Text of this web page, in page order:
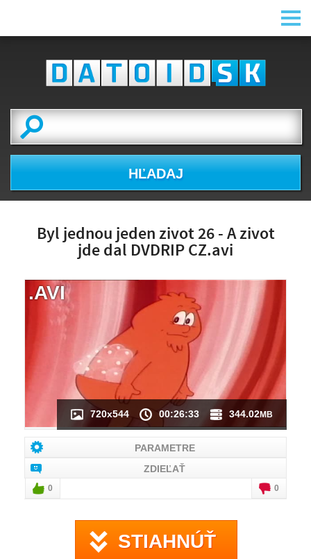
HĽADAJ
Byl jednou jeden zivot 26 - A zivot
jde dal DVDRIP CZ.avi
NÁHĽAD VIDEA
NIE JE K DISPOZÍCII
720x544 00:26:33 344.02MB
.AVI
PARAMETRE
ZDIEĽAŤ
0 0
STIAHNÚŤ